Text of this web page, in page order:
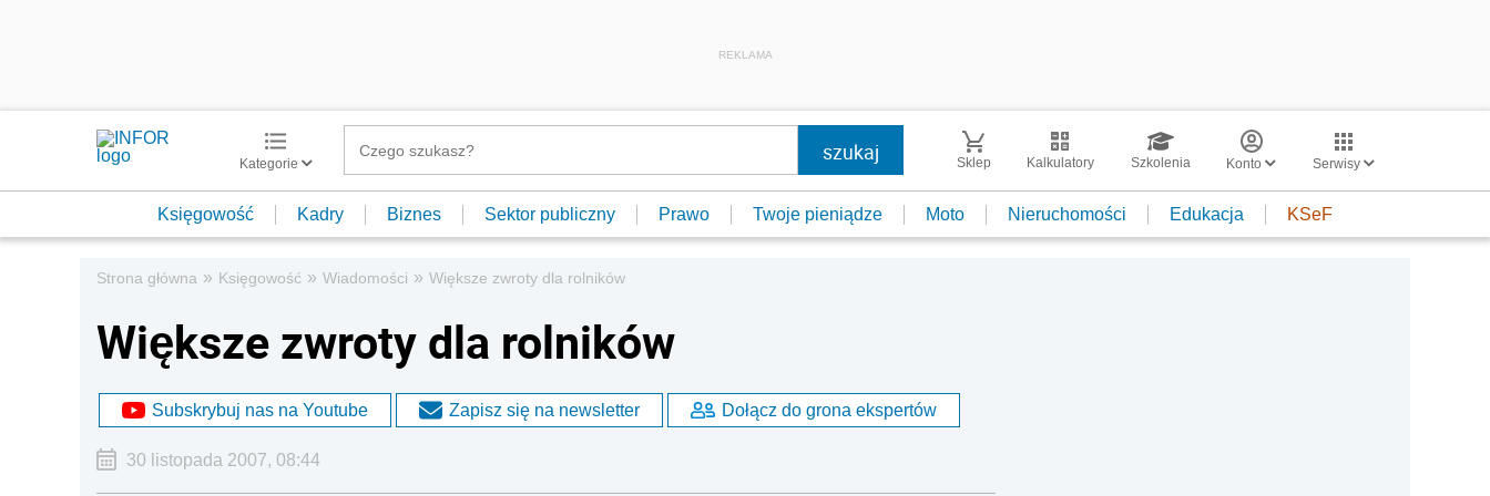
REKLAMA
Kategorie Sklep Kalkulatory Szkolenia Konto Serwisy
Księgowość Kadry Biznes Sektor publiczny Prawo Twoje pieniądze Moto Nieruchomości Edukacja KSeF
Strona główna » Księgowość » Wiadomości » Większe zwroty dla rolników
Większe zwroty dla rolników
Subskrybuj nas na Youtube Zapisz się na newsletter Dołącz do grona ekspertów
30 listopada 2007, 08:44